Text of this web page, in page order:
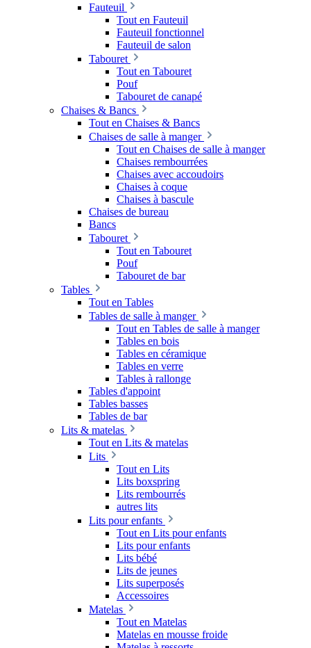
Fauteuil
Tout en Fauteuil
Fauteuil fonctionnel
Fauteuil de salon
Tabouret
Tout en Tabouret
Pouf
Tabouret de canapé
Chaises & Bancs
Tout en Chaises & Bancs
Chaises de salle à manger
Tout en Chaises de salle à manger
Chaises rembourrées
Chaises avec accoudoirs
Chaises à coque
Chaises à bascule
Chaises de bureau
Bancs
Tabouret
Tout en Tabouret
Pouf
Tabouret de bar
Tables
Tout en Tables
Tables de salle à manger
Tout en Tables de salle à manger
Tables en bois
Tables en céramique
Tables en verre
Tables à rallonge
Tables d'appoint
Tables basses
Tables de bar
Lits & matelas
Tout en Lits & matelas
Lits
Tout en Lits
Lits boxspring
Lits rembourrés
autres lits
Lits pour enfants
Tout en Lits pour enfants
Lits pour enfants
Lits bébé
Lits de jeunes
Lits superposés
Accessoires
Matelas
Tout en Matelas
Matelas en mousse froide